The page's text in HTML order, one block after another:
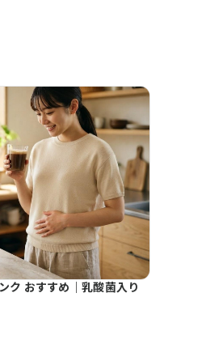
ク おすすめ｜乳酸菌入り